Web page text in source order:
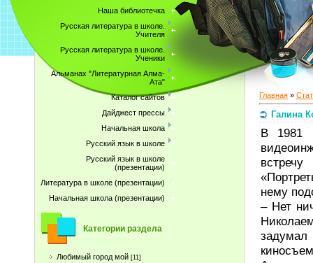
Наша библиотечка
Русская литература в школе.
Учителя
Русская литература в школе.
Ученики
Альманах "Литературная Алма-
Ата"
Каталог сайтов
Дайджест прессы
Начальная школа
Русский язык в школе
Русский язык в школе
(презентации)
Литература в школе (презентации)
Начальная школа (презентации)
Категории раздела
Любимый город мой [11]
Главная »
Галина
В 1981
нему
– Нет